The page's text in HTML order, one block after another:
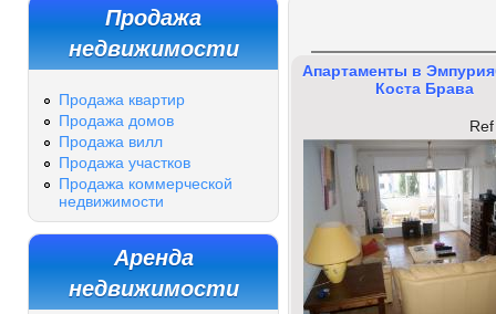
Продажа
недвижимости
Продажа квартир
Продажа домов
Продажа вилл
Продажа участков
Продажа коммерческой
недвижимости
Аренда
недвижимости
Апартаменты в
Коста Брава